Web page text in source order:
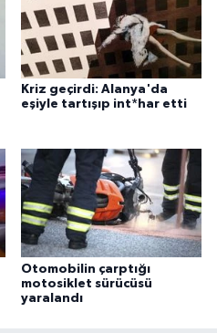
Kriz geçirdi: Alanya'da
eşiyle tartışıp int*har etti
Otomobilin çarptığı
motosiklet sürücüsü
yaralandı